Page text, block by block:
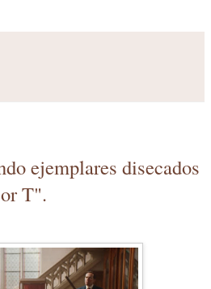
ejemplares disecados
T".